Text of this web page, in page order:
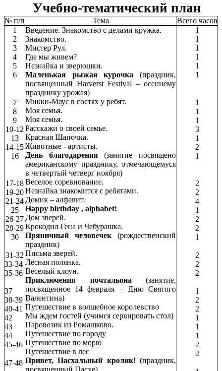
Учебно-тематический план
№ п/п Тема
Всего часов
1
2
3
4
5
6
7
8
9
10-12
13
14-15
16
17-18
19-20
21-24
25
26-27
28-29
30
31-32
33-34
35-36
37
38-39
40-41
42
43
44
45-46
47-48
Введение. Знакомство с делами кружка.
Знакомство.
Мистер Рул.
Где мы живем?
Незнайка и зверюшки.
Маленькая рыжая курочка (праздник,
посвященный Harverst Festival – осеннему
празднику урожая)
Микки-Маус в гостях у ребят.
Моя семья.
Моя семья.
Расскажи о своей семье.
Красная Шапочка.
Животные - артисты.
День благодарения(занятие посвящено
американскому празднику, отмечающемуся
в четвертый четверг ноября)
Веселое соревнование.
Незнайка знакомится с ребятами.
Домик – алфавит.
Happy birthday , alphabet!
Дом зверей.
Крокодил Гена и Чебурашка.
Пряничный человечек(рождественский
праздник)
Письма зверей.
Лесная полянка.
Веселый клоун.
Приключения почтальона(занятие,
посвященное 14 февраля – Дню Святого
Валентина)
Путешествие в волшебное королевство
Мы ждем гостей (учимся сервировать стол)
Паровозик из Ромашково.
Путешествие по городу
Путешествие по морю
Путешествие в лес
Привет, Пасхальный кролик! (праздник,
1
1
1
1
1
1
1
1
1
3
1
2
1
2
2
4
1
2
2
1
2
2
2
1
2
2
1
1
1
2
2